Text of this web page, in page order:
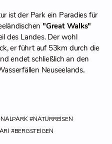
#NATURREISEN
#BERGSTEIGEN
ist der Park ein Paradies für
"Great Walks"
des Landes. Der wohl
er führt auf 53km durch die
endet schließlich an den
Neuseelands.